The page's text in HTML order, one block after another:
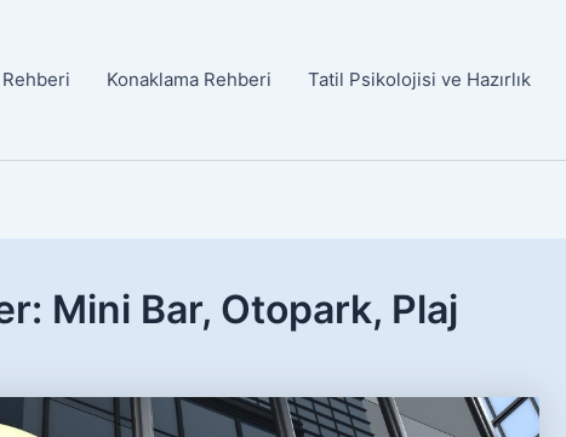
Konaklama Rehberi Tatil Psikolojisi ve Hazırlık
Mini Bar, Otopark, Plaj